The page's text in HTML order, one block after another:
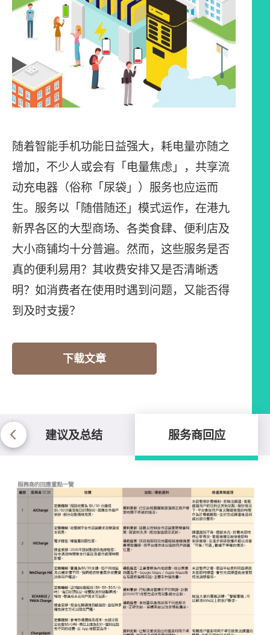
随着智能手机功能日益强大，耗电量亦随之
增加，不少人或会有「电量焦虑」，共享流
动充电器（俗称「尿袋」）服务也应运而
生。服务以「随借随还」模式运作，在港九
新界各区的大型商场、各类食肆、便利店及
大小商铺均十分普遍。然而，这些服务是否
真的便利易用？其收费安排又是否清晰透
明？如消费者在使用时遇到问题，又能否得
到及时支援？
下载文章
建议及总结 服务商回应